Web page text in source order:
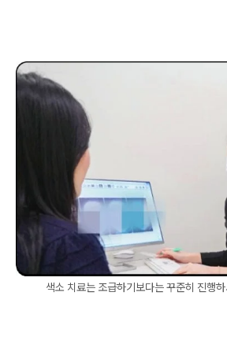
색소 치료는 조급하기보다는 꾸준히 진행